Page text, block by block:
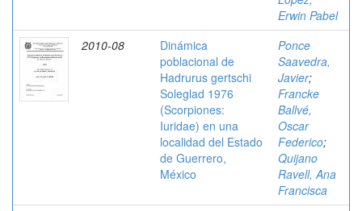
Erwin Pabel
2010-08
Dinámica
poblacional de
Hadrurus gertschi
Soleglad 1976
(Scorpiones:
Iuridae) en una
localidad del Estado
de Guerrero,
México
Ponce
Saavedra,
Javier;
Francke
Ballvé,
Oscar
Federico;
Quijano
Ravell, Ana
Francisca